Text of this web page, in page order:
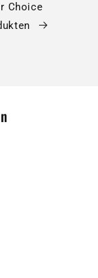
Choice